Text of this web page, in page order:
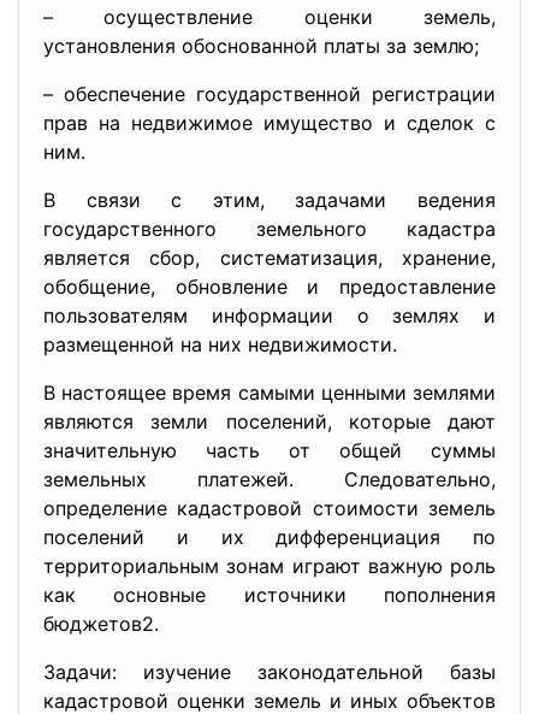
– осуществление оценки земель,
установления обоснованной платы за землю;
– обеспечение государственной регистрации
прав на недвижимое имущество и сделок с
ним.
В связи с этим, задачами ведения
государственного земельного кадастра
является сбор, систематизация, хранение,
обобщение, обновление и предоставление
пользователям информации о землях и
размещенной на них недвижимости.
В настоящее время самыми ценными землями
являются земли поселений, которые дают
значительную часть от общей суммы
земельных платежей. Следовательно,
определение кадастровой стоимости земель
поселений и их дифференциация по
территориальным зонам играют важную роль
как основные источники пополнения
бюджетов2.
Задачи: изучение законодательной базы
кадастровой оценки земель и иных объектов